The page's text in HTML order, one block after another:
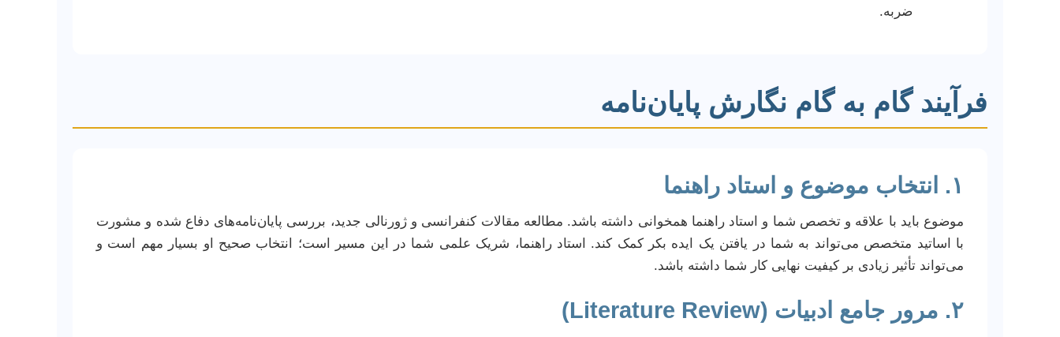
ضربه.
فرآیند گام به گام نگارش پایان‌نامه
۱. انتخاب موضوع و استاد راهنما
موضوع باید با علاقه و تخصص شما و استاد راهنما همخوانی داشته باشد. مطالعه مقالات کنفرانسی و ژورنالی جدید، بررسی پایان‌نامه‌های دفاع شده و مشورت
با اساتید متخصص می‌تواند به شما در یافتن یک ایده بکر کمک کند. استاد راهنما، شریک علمی شما در این مسیر است؛ انتخاب صحیح او بسیار مهم است و
می‌تواند تأثیر زیادی بر کیفیت نهایی کار شما داشته باشد.
۲. مرور جامع ادبیات (Literature Review)